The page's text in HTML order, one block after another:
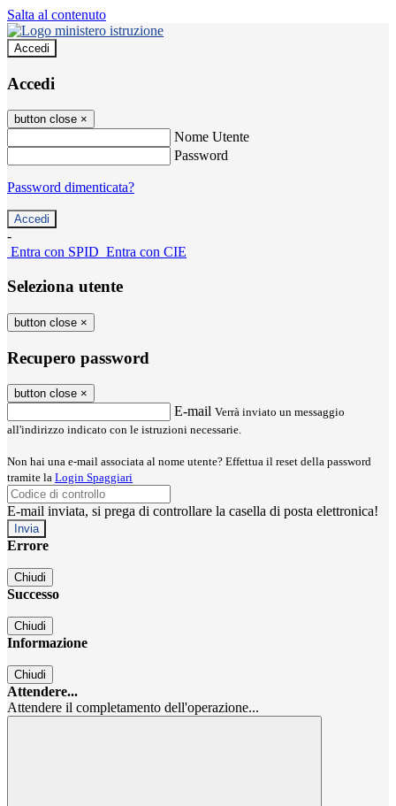
Salta al contenuto
Accedi
Accedi
button close ×
Nome Utente
Password
Password dimenticata?
-
Entra con SPID Entra con CIE
Seleziona utente
button close ×
Recupero password
button close ×
E-mail Verrà inviato un messaggio
all'indirizzo indicato con le istruzioni necessarie.
Non hai una e-mail associata al nome utente? Effettua il reset della password
tramite la Login Spaggiari
E-mail inviata, si prega di controllare la casella di posta elettronica!
Errore
Chiudi
Successo
Chiudi
Informazione
Chiudi
Attendere...
Attendere il completamento dell'operazione...